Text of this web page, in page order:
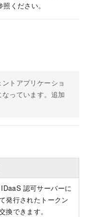
照ください。
トアプリケーショ
っています。追加
認可サーバーに
発行されたトークン
換できます。